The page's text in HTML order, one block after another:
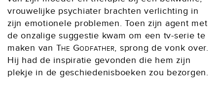
vrouwelijke psychiater brachten verlichting in
zijn emotionele problemen. Toen zijn agent met
de onzalige suggestie kwam om een tv-serie te
maken van The Godfather, sprong de vonk over.
Hij had de inspiratie gevonden die hem zijn
plekje in de geschiedenisboeken zou bezorgen.